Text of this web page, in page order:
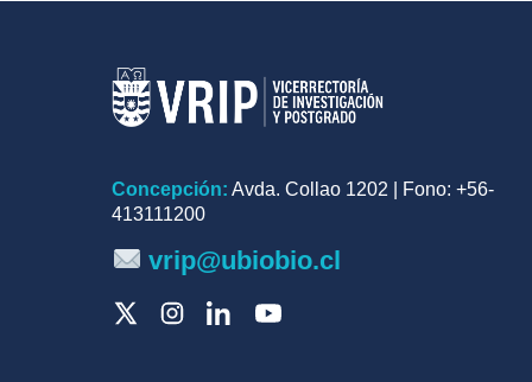
Concepción: Avda. Collao 1202 | Fono: +56-
413111200
vrip@ubiobio.cl